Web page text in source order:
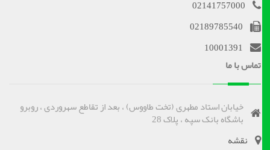
02141757000
02189785540
10001391
تماس با ما
خیابان استاد مطهری (تخت طاووس) ، بعد از تقاطع سهروردی ، روبرو
باشگاه بانک سپه ، پلاک 28
نقشه